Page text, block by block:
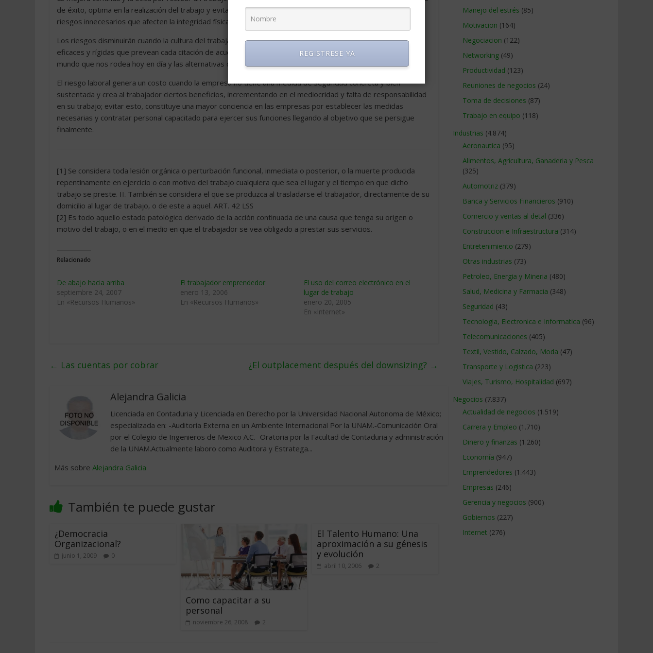
de éxito, optima en la realización del trabajo y evitar tiempos muertos para que el resultado obtenido prevea
riesgos innecesarios que afecten la integridad física y moral del ser humano.
Los riesgos disminuirán cuando la cultura del trabajador mejore y las empresas tomen medidas de seguridad
eficaces y rígidas que prevean cada citación de acuerdo al puesto desempeñado y un estudio exhaustivo del
mundo que nos rodea hoy en día y las alternativas de mejora continua que existen a cada día.
El riesgo laboral genera un costo cuando la empresa no tiene una medida de seguridad concreta y bien
sustentada y crea al trabajador ciertos beneficios, incrementando en el mediocridad y falta de responsabilidad
en su trabajo; evitar esto, constituye una mayor conciencia en las empresas por establecer las medidas
necesarias y contratar personal capacitado para ejercer sus funciones llegando al objetivo que se persigue
finalmente.
[1] Se considera toda lesión orgánica o perturbación funcional, inmediata o posterior, o la muerte producida
repentinamente en ejercicio o con motivo del trabajo cualquiera que sea el lugar y el tiempo en que dicho
trabajo se preste. II. También se considera el que se produzca al trasladarse el trabajador, directamente de su
domicilio al lugar de trabajo, o de este a aquel. ART. 42 LSS
[2] Es todo aquello estado patológico derivado de la acción continuada de una causa que tenga su origen o
motivo del trabajo, o en el medio en que el trabajador se vea obligado a prestar sus servicios.
Relacionado
De abajo hacia arriba
septiembre 24, 2007
En «Recursos Humanos»
El trabajador emprendedor
enero 13, 2006
En «Recursos Humanos»
El uso del correo electrónico en el
lugar de trabajo
enero 20, 2005
En «Internet»
← Las cuentas por cobrar ¿El outplacement después del downsizing? →
Alejandra Galicia
Licenciada en Contaduria y Licenciada en Derecho por la Universidad Nacional Autonoma de México;
especializada en: -Auditoría Externa en un Ambiente Internacional Por la UNAM.-Comunicación Oral
por el Colegio de Ingenieros de Mexico A.C.- Oratoria por la Facultad de Contaduria y administración
de la UNAM.Actualmente laboro como Auditora y Estratega...
Más sobre Alejandra Galicia
También te puede gustar
¿Democracia
Organizacional?
junio 1, 2009 0
Como capacitar a su
personal
noviembre 26, 2008 2
El Talento Humano: Una
aproximación a su génesis
y evolución
abril 10, 2006 2
Manejo del estrés (85)
Motivacion (164)
Negociacion (122)
Networking (49)
Productividad (123)
Reuniones de negocios (24)
Toma de decisiones (87)
Trabajo en equipo (118)
Industrias (4.874)
Aeronautica (95)
Alimentos, Agricultura, Ganaderia y Pesca
(325)
Automotriz (379)
Banca y Servicios Financieros (910)
Comercio y ventas al detal (336)
Construccion e Infraestructura (314)
Entretenimiento (279)
Otras industrias (73)
Petroleo, Energia y Mineria (480)
Salud, Medicina y Farmacia (348)
Seguridad (43)
Tecnologia, Electronica e Informatica (96)
Telecomunicaciones (405)
Textil, Vestido, Calzado, Moda (47)
Transporte y Logistica (223)
Viajes, Turismo, Hospitalidad (697)
Negocios (7.837)
Actualidad de negocios (1.519)
Carrera y Empleo (1.710)
Dinero y finanzas (1.260)
Economía (947)
Emprendedores (1.443)
Empresas (246)
Gerencia y negocios (900)
Gobiernos (227)
Internet (276)
REGISTRESE YA